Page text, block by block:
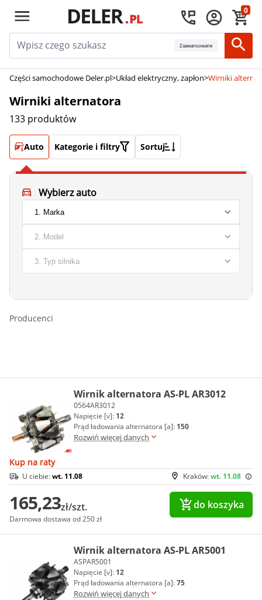
0
Zaawansowane
Części samochodowe Deler.pl>Układ elektryczny, zapłon>Wirniki
Wirniki alternatora
133 produktów
Auto Kategorie i filtry Sortuj
Wybierz auto
Producenci
Wirnik alternatora AS-PL AR3012
0564AR3012
Napięcie [v]: 12
Prąd ładowania alternatora [a]: 150
Rozwiń więcej danych
Kup na raty
Kraków:wt. 11.08
U ciebie:wt. 11.08
165,23zł/szt.
Darmowa dostawa od 250 zł
do koszyka
Wirnik alternatora AS-PL AR5001
ASPAR5001
Napięcie [v]: 12
Prąd ładowania alternatora [a]:75
Rozwiń więcej danych